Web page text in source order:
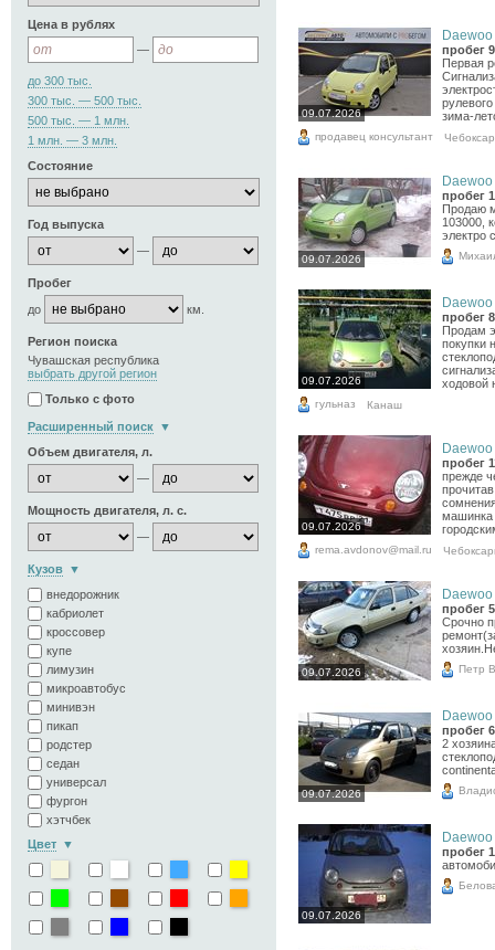
Цена в рублях
—
до 300 тыс.
300 тыс. — 500 тыс.
500 тыс. — 1 млн.
1 млн. — 3 млн.
Состояние
Год выпуска
—
Пробег
до
км.
Регион поиска
Чувашская республика
выбрать другой регион
Только с фото
Расширенный поиск
Объем двигателя, л.
—
Мощность двигателя, л. с.
—
Кузов
внедорожник
кабриолет
кроссовер
купе
лимузин
микроавтобус
минивэн
пикап
родстер
седан
универсал
фургон
хэтчбек
Цвет
09.07.2026
Daewoo
пробег
Первая
зима-
продавец консультант
09.07.2026
Daewoo
пробег
Продаю
103000,
электро
09.07.2026
Daewoo
пробег
Продам
покупки
ходовой
гульназ Канаш
09.07.2026
Daewoo
пробег
прежде
машинка
rema.avdonov@mail.ru
09.07.2026
Daewoo
пробег
Срочно
Петр
09.07.2026
Daewoo
пробег
2
09.07.2026
Daewoo
пробег